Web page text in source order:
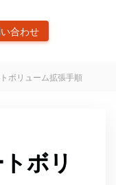
合わせ
ボリューム拡張手順
ボリ